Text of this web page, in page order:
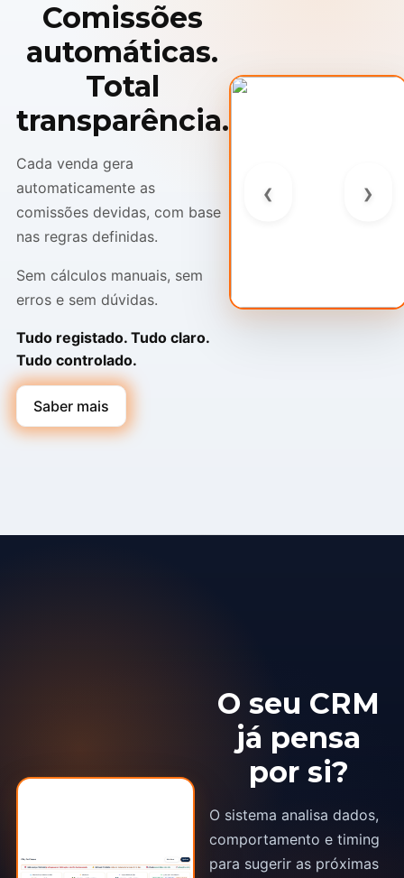
Comissões
automáticas.
Total
transparência.
Cada venda gera
automaticamente as
comissões devidas, com base
nas regras definidas.
Sem cálculos manuais, sem
erros e sem dúvidas.
Tudo registado. Tudo claro.
Tudo controlado.
Saber mais
‹ ›
O seu CRM
já pensa
por si?
O sistema analisa dados,
comportamento e timing
para sugerir as próximas